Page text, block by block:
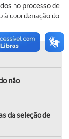
no processo de
à coordenação do
não
da seleção de